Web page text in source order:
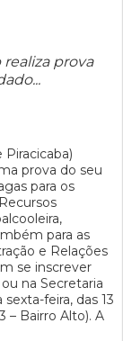
realiza prova
prova do seu
para os
para as
e Relações
se inscrever
na Secretaria
feira, das 13
– Bairro Alto). A